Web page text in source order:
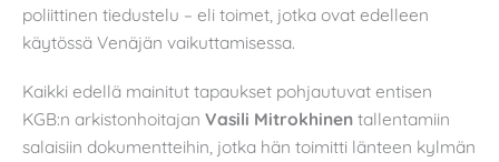
poliittinen tiedustelu – eli toimet, jotka ovat edelleen
käytössä Venäjän vaikuttamisessa.
Kaikki edellä mainitut tapaukset pohjautuvat entisen
KGB:n arkistonhoitajan Vasili Mitrokhinen tallentamiin
salaisiin dokumentteihin, jotka hän toimitti länteen kylmän